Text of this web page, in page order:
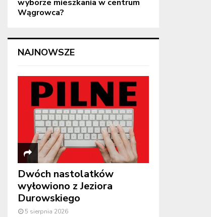
wyborze mieszkania w centrum
Wągrowca?
NAJNOWSZE
Dwóch nastolatków
wyłowiono z Jeziora
Durowskiego
5 sierpnia 2026